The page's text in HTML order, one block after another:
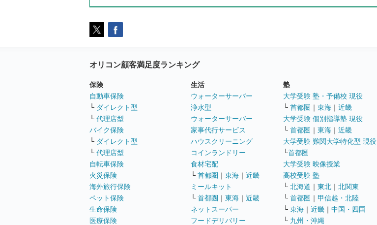
オリコン顧客満足度ランキング
保険
自動車保険
└ ダイレクト型
└ 代理店型
バイク保険
└ ダイレクト型
└ 代理店型
自転車保険
火災保険
海外旅行保険
ペット保険
生命保険
医療保険
生活
ウォーターサーバー
浄水型
ウォーターサーバー
家事代行サービス
ハウスクリーニング
コインランドリー
食材宅配
└ 首都圏 ｜ 東海 ｜ 近畿
ミールキット
└ 首都圏 ｜ 東海 ｜ 近畿
ネットスーパー
フードデリバリー
塾
大学受験 塾・予備校 現役
└ 首都圏 ｜ 東海 ｜ 近畿
大学受験 個別指導塾 現役
└ 首都圏 ｜ 東海 ｜ 近畿
大学受験 難関大学特化型 現役
└首都圏
大学受験 映像授業
高校受験 塾
└ 北海道 ｜ 東北 ｜ 北関東
└ 首都圏 ｜ 甲信越・北陸
└ 東海 ｜ 近畿 ｜ 中国・四国
└ 九州・沖縄